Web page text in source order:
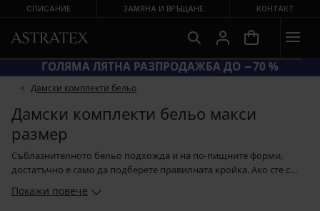
СПИСАНИЕ ЗАМЯНА И ВРЪЩАНЕ КОНТАКТ
КОД BRA20 = СУТИЕНИ −20 %
Дамски комплекти бельо
Дамски комплекти бельо макси
размер
Съблазнителното бельо подхожда и на по-пищните форми,
достатъчно е само да подберете правилната кройка. Ако сте с
бикини и жартиерен колан с чорапи, така и комплект с прозирен
Покажи повече